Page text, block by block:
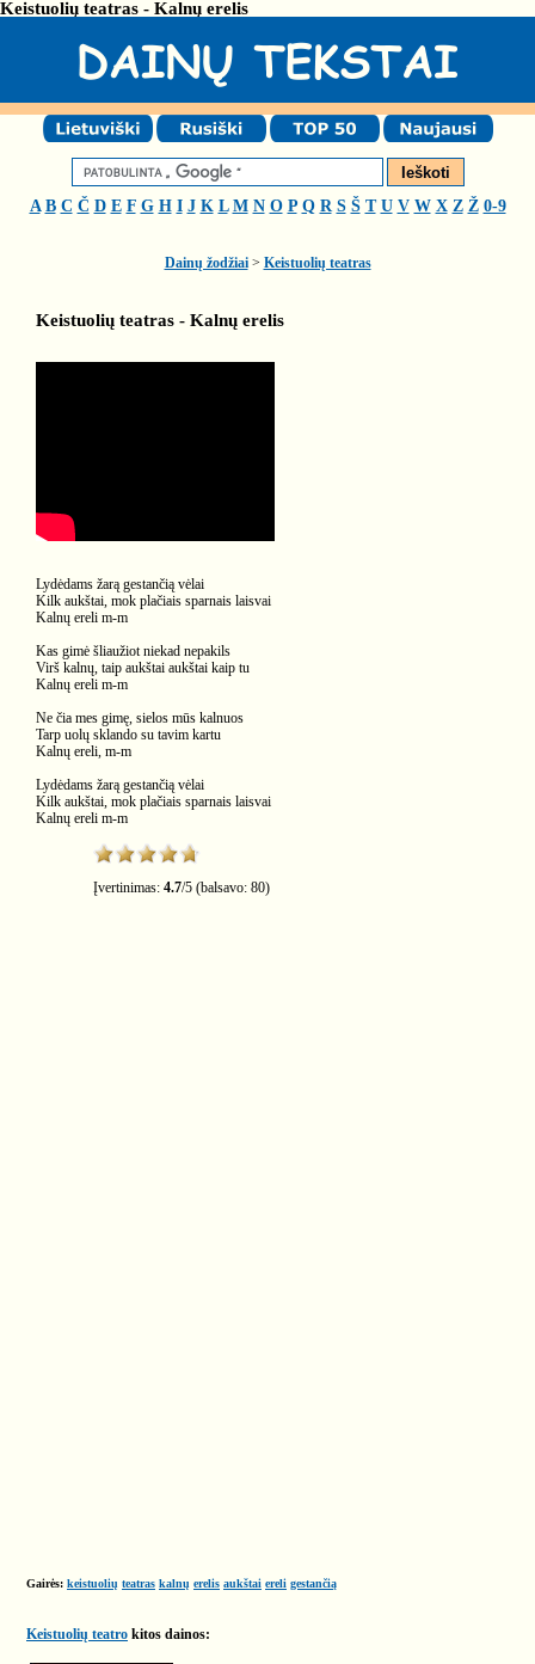
Keistuolių teatras - Kalnų erelis
A B C Č D E F G H I J K L M N O P Q R S Š T U V W X Z Ž 0-9
Dainų žodžiai> Keistuolių teatras
Keistuolių teatras - Kalnų erelis
Lydėdams žarą gestančią vėlai
Kilk aukštai, mok plačiais sparnais laisvai
Kalnų ereli m-m
Kas gimė šliaužiot niekad nepakils
Virš kalnų, taip aukštai aukštai kaip tu
Kalnų ereli m-m
Ne čia mes gimę, sielos mūs kalnuos
Tarp uolų sklando su tavim kartu
Kalnų ereli, m-m
Lydėdams žarą gestančią vėlai
Kilk aukštai, mok plačiais sparnais laisvai
Kalnų ereli m-m
Įvertinimas: 4.7/5 (balsavo: 80)
Gairės: keistuolių teatras kalnų erelis aukštai ereli gestančią
Keistuolių teatro kitos dainos: